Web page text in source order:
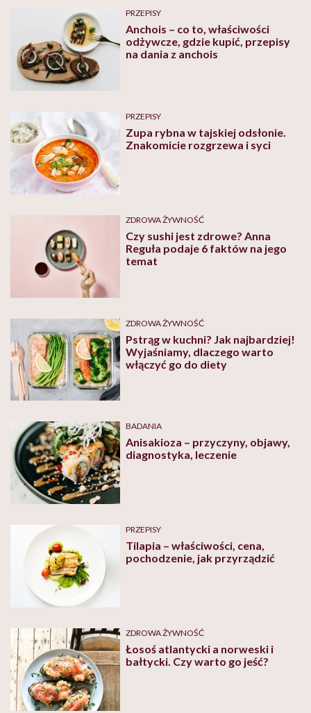
PRZEPISY
Anchois – co to, właściwości
odżywcze, gdzie kupić, przepisy
na dania z anchois
PRZEPISY
Zupa rybna w tajskiej odsłonie.
Znakomicie rozgrzewa i syci
ZDROWA ŻYWNOŚĆ
Czy sushi jest zdrowe? Anna
Reguła podaje 6 faktów na jego
temat
ZDROWA ŻYWNOŚĆ
Pstrąg w kuchni? Jak najbardziej!
Wyjaśniamy, dlaczego warto
włączyć go do diety
BADANIA
Anisakioza – przyczyny, objawy,
diagnostyka, leczenie
PRZEPISY
Tilapia – właściwości, cena,
pochodzenie, jak przyrządzić
ZDROWA ŻYWNOŚĆ
Łosoś atlantycki a norweski i
bałtycki. Czy warto go jeść?